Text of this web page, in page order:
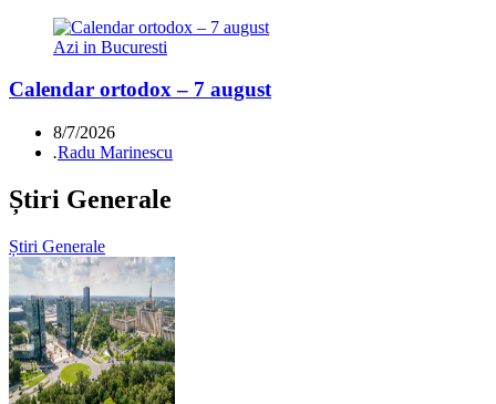
Azi in Bucuresti
Calendar ortodox – 7 august
8/7/2026
.Radu Marinescu
Știri Generale
Știri Generale